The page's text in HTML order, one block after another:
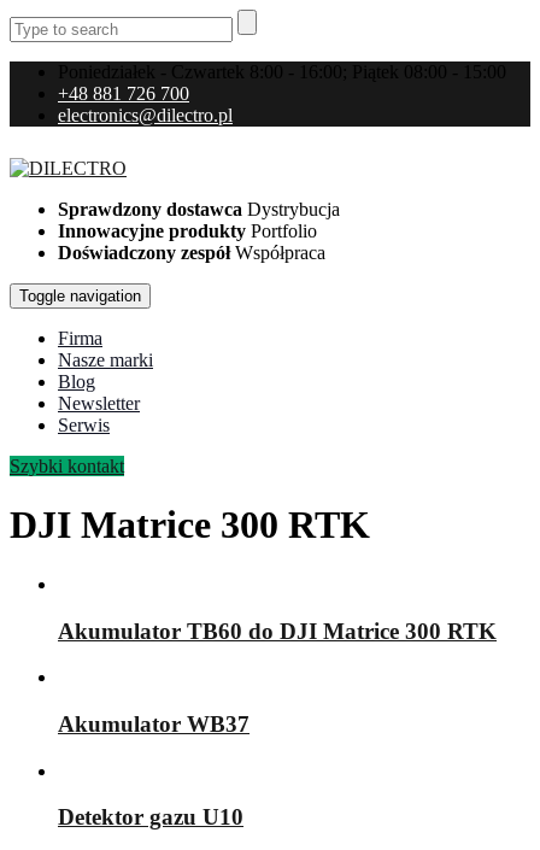
Poniedziałek - Czwartek 8:00 - 16:00; Piątek 08:00 - 15:00
+48 881 726 700
electronics@dilectro.pl
Sprawdzony dostawca Dystrybucja
Innowacyjne produkty Portfolio
Doświadczony zespół Współpraca
Toggle navigation
Firma
Nasze marki
Blog
Newsletter
Serwis
Szybki kontakt
DJI Matrice 300 RTK
Akumulator TB60 do DJI Matrice 300 RTK
Akumulator WB37
Detektor gazu U10